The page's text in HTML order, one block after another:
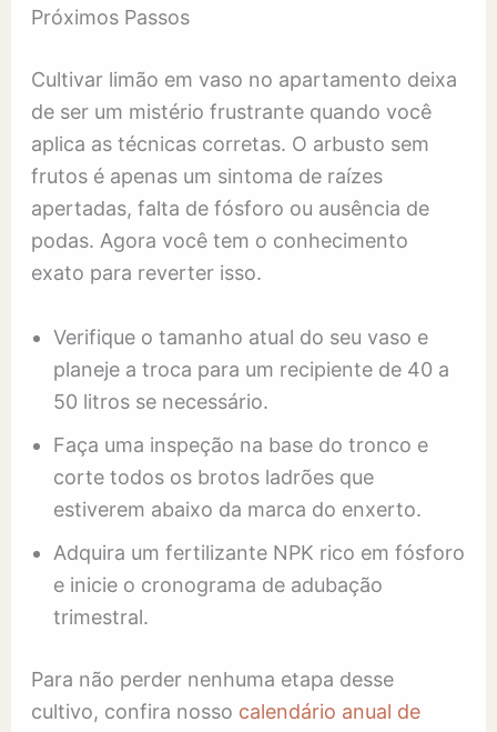
Próximos Passos
Cultivar limão em vaso no apartamento deixa
de ser um mistério frustrante quando você
aplica as técnicas corretas. O arbusto sem
frutos é apenas um sintoma de raízes
apertadas, falta de fósforo ou ausência de
podas. Agora você tem o conhecimento
exato para reverter isso.
Verifique o tamanho atual do seu vaso e
planeje a troca para um recipiente de 40 a
50 litros se necessário.
Faça uma inspeção na base do tronco e
corte todos os brotos ladrões que
estiverem abaixo da marca do enxerto.
Adquira um fertilizante NPK rico em fósforo
e inicie o cronograma de adubação
trimestral.
Para não perder nenhuma etapa desse
cultivo, confira nosso calendário anual de